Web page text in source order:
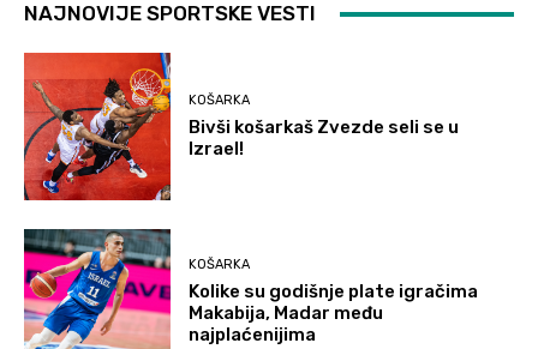
NAJNOVIJE SPORTSKE VESTI
KOŠARKA
Bivši košarkaš Zvezde seli se u
Izrael!
KOŠARKA
Kolike su godišnje plate igračima
Makabija, Madar među
najplaćenijima